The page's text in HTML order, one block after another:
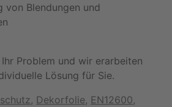
von Blendungen und
Problem und wir erarbeiten
Lösung für Sie.
, Dekorfolie, EN12600,